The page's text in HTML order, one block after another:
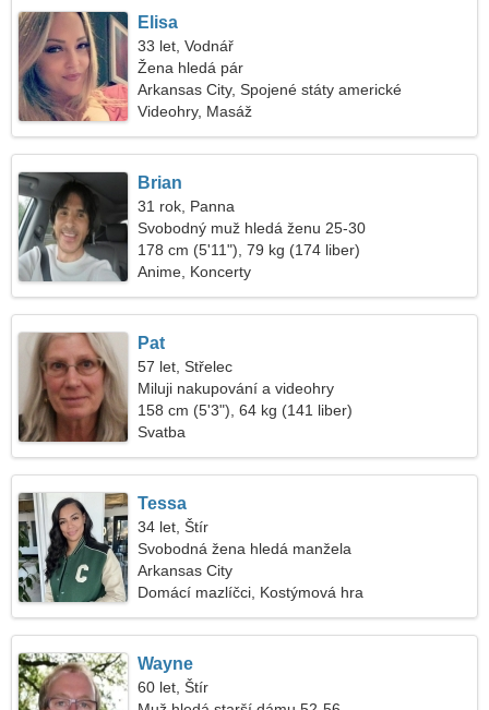
Elisa
33 let, Vodnář
Žena hledá pár
Arkansas City, Spojené státy americké
Videohry, Masáž
Brian
31 rok, Panna
Svobodný muž hledá ženu 25-30
178 cm (5'11"), 79 kg (174 liber)
Anime, Koncerty
Pat
57 let, Střelec
Miluji nakupování a videohry
158 cm (5'3"), 64 kg (141 liber)
Svatba
Tessa
34 let, Štír
Svobodná žena hledá manžela
Arkansas City
Domácí mazlíčci, Kostýmová hra
Wayne
60 let, Štír